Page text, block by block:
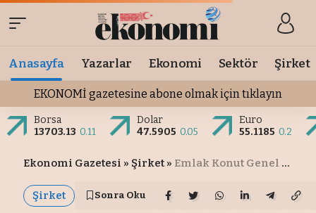
Anasayfa Yazarlar Ekonomi Sektör Şirket
EKONOMİ gazetesine abone olmak için tıklayın
Borsa
13703.13 0.11
Dolar
47.5905 0.05
Euro
55.1185 0.2
Ekonomi Gazetesi » Şirket » Emlak Konut Genel Müdürü Yılmaz'dan gayrimenkul sertifikası açıklaması: Maliyetinin altında bir fırsat satışı
Şirket Sonra Oku